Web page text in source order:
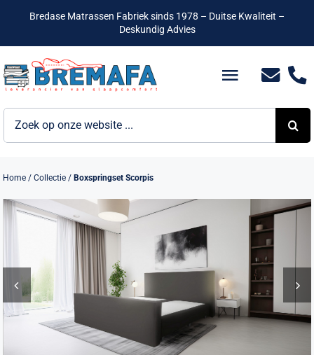
inhoud
Bredase Matrassen Fabriek sinds 1978 – Duitse Kwaliteit –
Deskundig Advies
Toggle
Bedden
Matrassen
Lattenbodems
Verwante artikelen
Home /Collectie /Boxspringset Scorpis